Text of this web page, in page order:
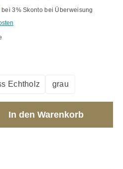
bei 3% Skonto bei Überweisung
Echtholz grau
den gewünschten
In den Warenkorb